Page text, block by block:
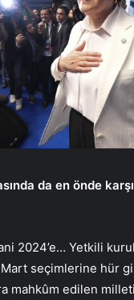
da en önde
2024’e… Yetkili
seçimlerine hür
mahkûm edilen